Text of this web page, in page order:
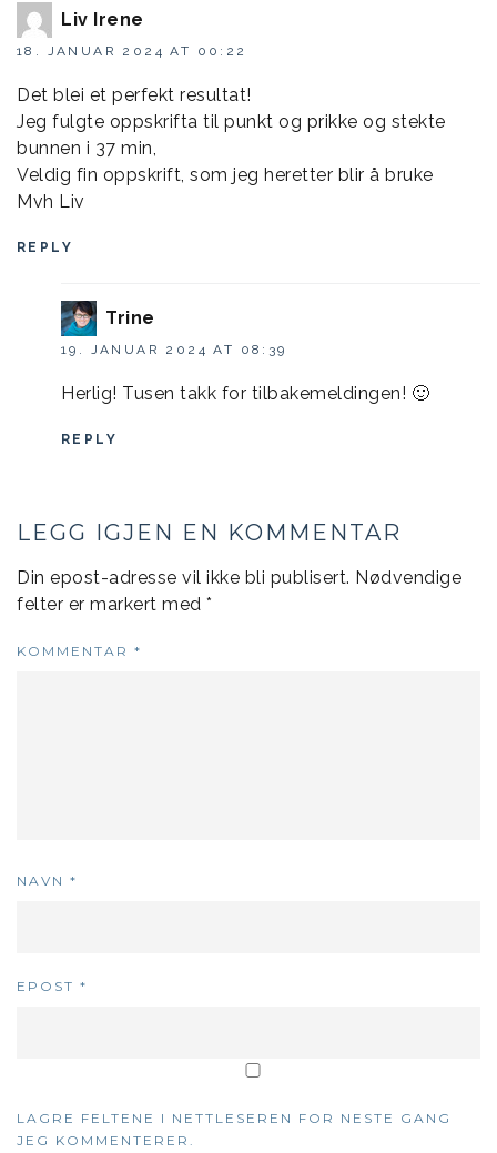
Liv Irene
18. JANUAR 2024 AT 00:22
Det blei et perfekt resultat!
Jeg fulgte oppskrifta til punkt og prikke og stekte
bunnen i 37 min,
Veldig fin oppskrift, som jeg heretter blir å bruke
Mvh Liv
REPLY
Trine
19. JANUAR 2024 AT 08:39
Herlig! Tusen takk for tilbakemeldingen! 🙂
REPLY
LEGG IGJEN EN KOMMENTAR
Din epost-adresse vil ikke bli publisert. Nødvendige
felter er markert med *
KOMMENTAR *
NAVN *
EPOST *
LAGRE FELTENE I NETTLESEREN FOR NESTE GANG
JEG KOMMENTERER.